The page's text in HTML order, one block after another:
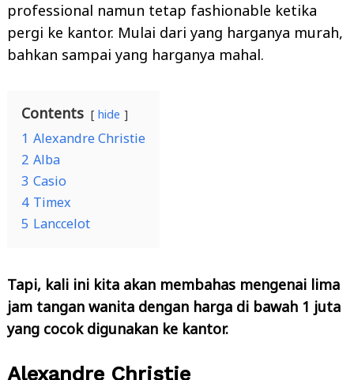
professional namun tetap fashionable ketika
pergi ke kantor. Mulai dari yang harganya murah,
bahkan sampai yang harganya mahal.
Contents hide
1 Alexandre Christie
2 Alba
3 Casio
4 Timex
5 Lanccelot
Tapi, kali ini kita akan membahas mengenai lima
jam tangan wanita dengan harga di bawah 1 juta
yang cocok digunakan ke kantor.
Alexandre Christie